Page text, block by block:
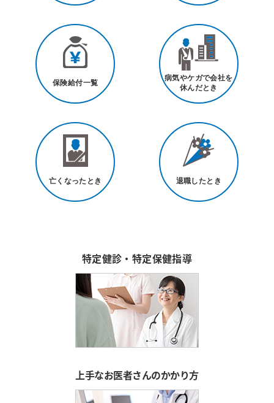
保険給付一覧
病気やケガで会社を
休んだとき
亡くなったとき 退職したとき
特定健診・特定保健指導
上手なお医者さんのかかり方